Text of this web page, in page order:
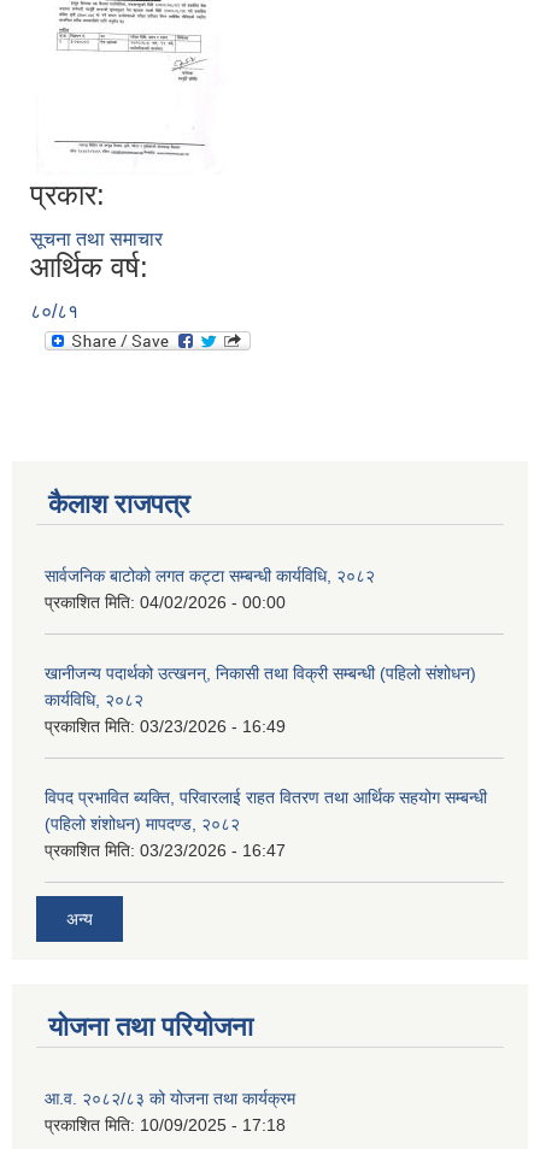
प्रकार:
सूचना तथा समाचार
आर्थिक वर्ष:
८०/८१
कैलाश राजपत्र
सार्वजनिक बाटोको लगत कट्टा सम्बन्धी कार्यविधि, २०८२
प्रकाशित मिति: 04/02/2026 - 00:00
खानीजन्य पदार्थको उत्खनन्, निकासी तथा विक्री सम्बन्धी (पहिलो संशोधन)
कार्यविधि, २०८२
प्रकाशित मिति: 03/23/2026 - 16:49
विपद प्रभावित ब्यक्ति, परिवारलाई राहत वितरण तथा आर्थिक सहयोग सम्बन्धी
(पहिलो शंशोधन) मापदण्ड, २०८२
प्रकाशित मिति: 03/23/2026 - 16:47
अन्य
योजना तथा परियोजना
आ.व. २०८२/८३ को योजना तथा कार्यक्रम
प्रकाशित मिति: 10/09/2025 - 17:18